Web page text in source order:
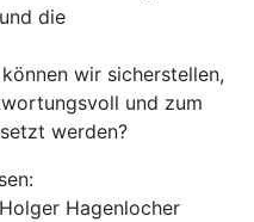
die
wir sicherstellen,
und zum
werden?
Hagenlocher